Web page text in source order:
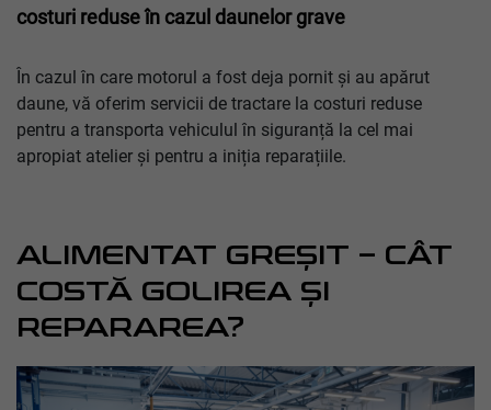
costuri reduse în cazul daunelor grave
În cazul în care motorul a fost deja pornit și au apărut
daune, vă oferim servicii de tractare la costuri reduse
pentru a transporta vehiculul în siguranță la cel mai
apropiat atelier și pentru a iniția reparațiile.
ALIMENTAT GREȘIT – CÂT
COSTĂ GOLIREA ȘI
REPARAREA?